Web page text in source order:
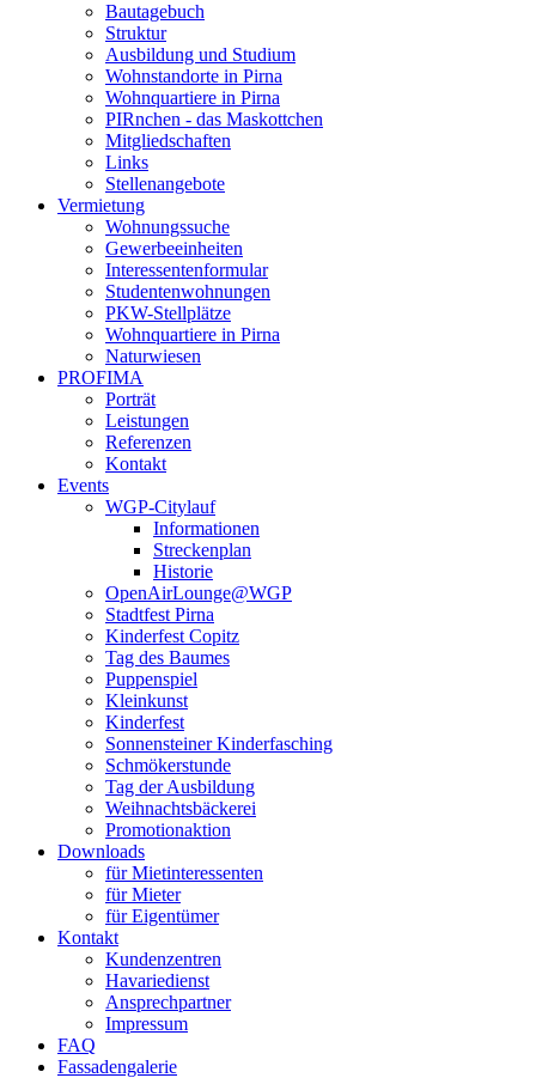
Bautagebuch
Struktur
Ausbildung und Studium
Wohnstandorte in Pirna
Wohnquartiere in Pirna
PIRnchen - das Maskottchen
Mitgliedschaften
Links
Stellenangebote
Vermietung
Wohnungssuche
Gewerbeeinheiten
Interessentenformular
Studentenwohnungen
PKW-Stellplätze
Wohnquartiere in Pirna
Naturwiesen
PROFIMA
Porträt
Leistungen
Referenzen
Kontakt
Events
WGP-Citylauf
Informationen
Streckenplan
Historie
OpenAirLounge@WGP
Stadtfest Pirna
Kinderfest Copitz
Tag des Baumes
Puppenspiel
Kleinkunst
Kinderfest
Sonnensteiner Kinderfasching
Schmökerstunde
Tag der Ausbildung
Weihnachtsbäckerei
Promotionaktion
Downloads
für Mietinteressenten
für Mieter
für Eigentümer
Kontakt
Kundenzentren
Havariedienst
Ansprechpartner
Impressum
FAQ
Fassadengalerie